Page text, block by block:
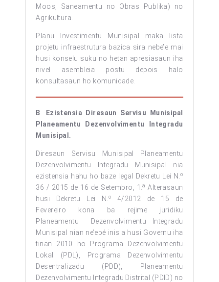
Moos, Saneamentu no Obras Publika) no
Agrikultura.
Planu Investimentu Munisipal maka lista
projetu infraestrutura bazica sira nebe’e mai
husi konselu suku no hetan apresiasaun iha
nivel asembleia postu depois halo
konsultasaun ho komunidade.
B
Ezistensia Diresaun Servisu Munisipal
Planeamentu Dezenvolvimentu Integradu
Munisipal.
Diresaun Servisu Munisipal Planeamentu
Dezenvolvimentu Integradu Munisipal nia
ezistensia hahu ho baze legal Dekretu Lei N.o
36 / 2015 de 16 de Setembro, 1.a Alterasaun
husi Dekretu Lei N. o
4/2012 de 15 de
Fevereiro kona ba rejime juridiku
Planeamentu Dezenvolvimentu Integradu
Munisipal nian ne’ebé inisia husi Governu iha
tinan 2010 ho Programa Dezenvolvimentu
Lokal (PDL), Programa Dezenvolvimentu
Desentralizadu (PDD), Planeamentu
Dezenvolvimentu Integradu Distrital (PDID) no